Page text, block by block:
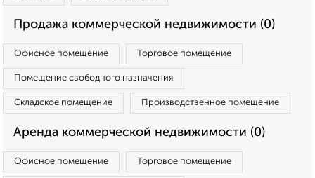
Продажа коммерческой недвижимости (0)
Офисное помещение Торговое помещение
Помещение свободного назначения
Складское помещение Производственное помещение
Аренда коммерческой недвижимости (0)
Офисное помещение Торговое помещение